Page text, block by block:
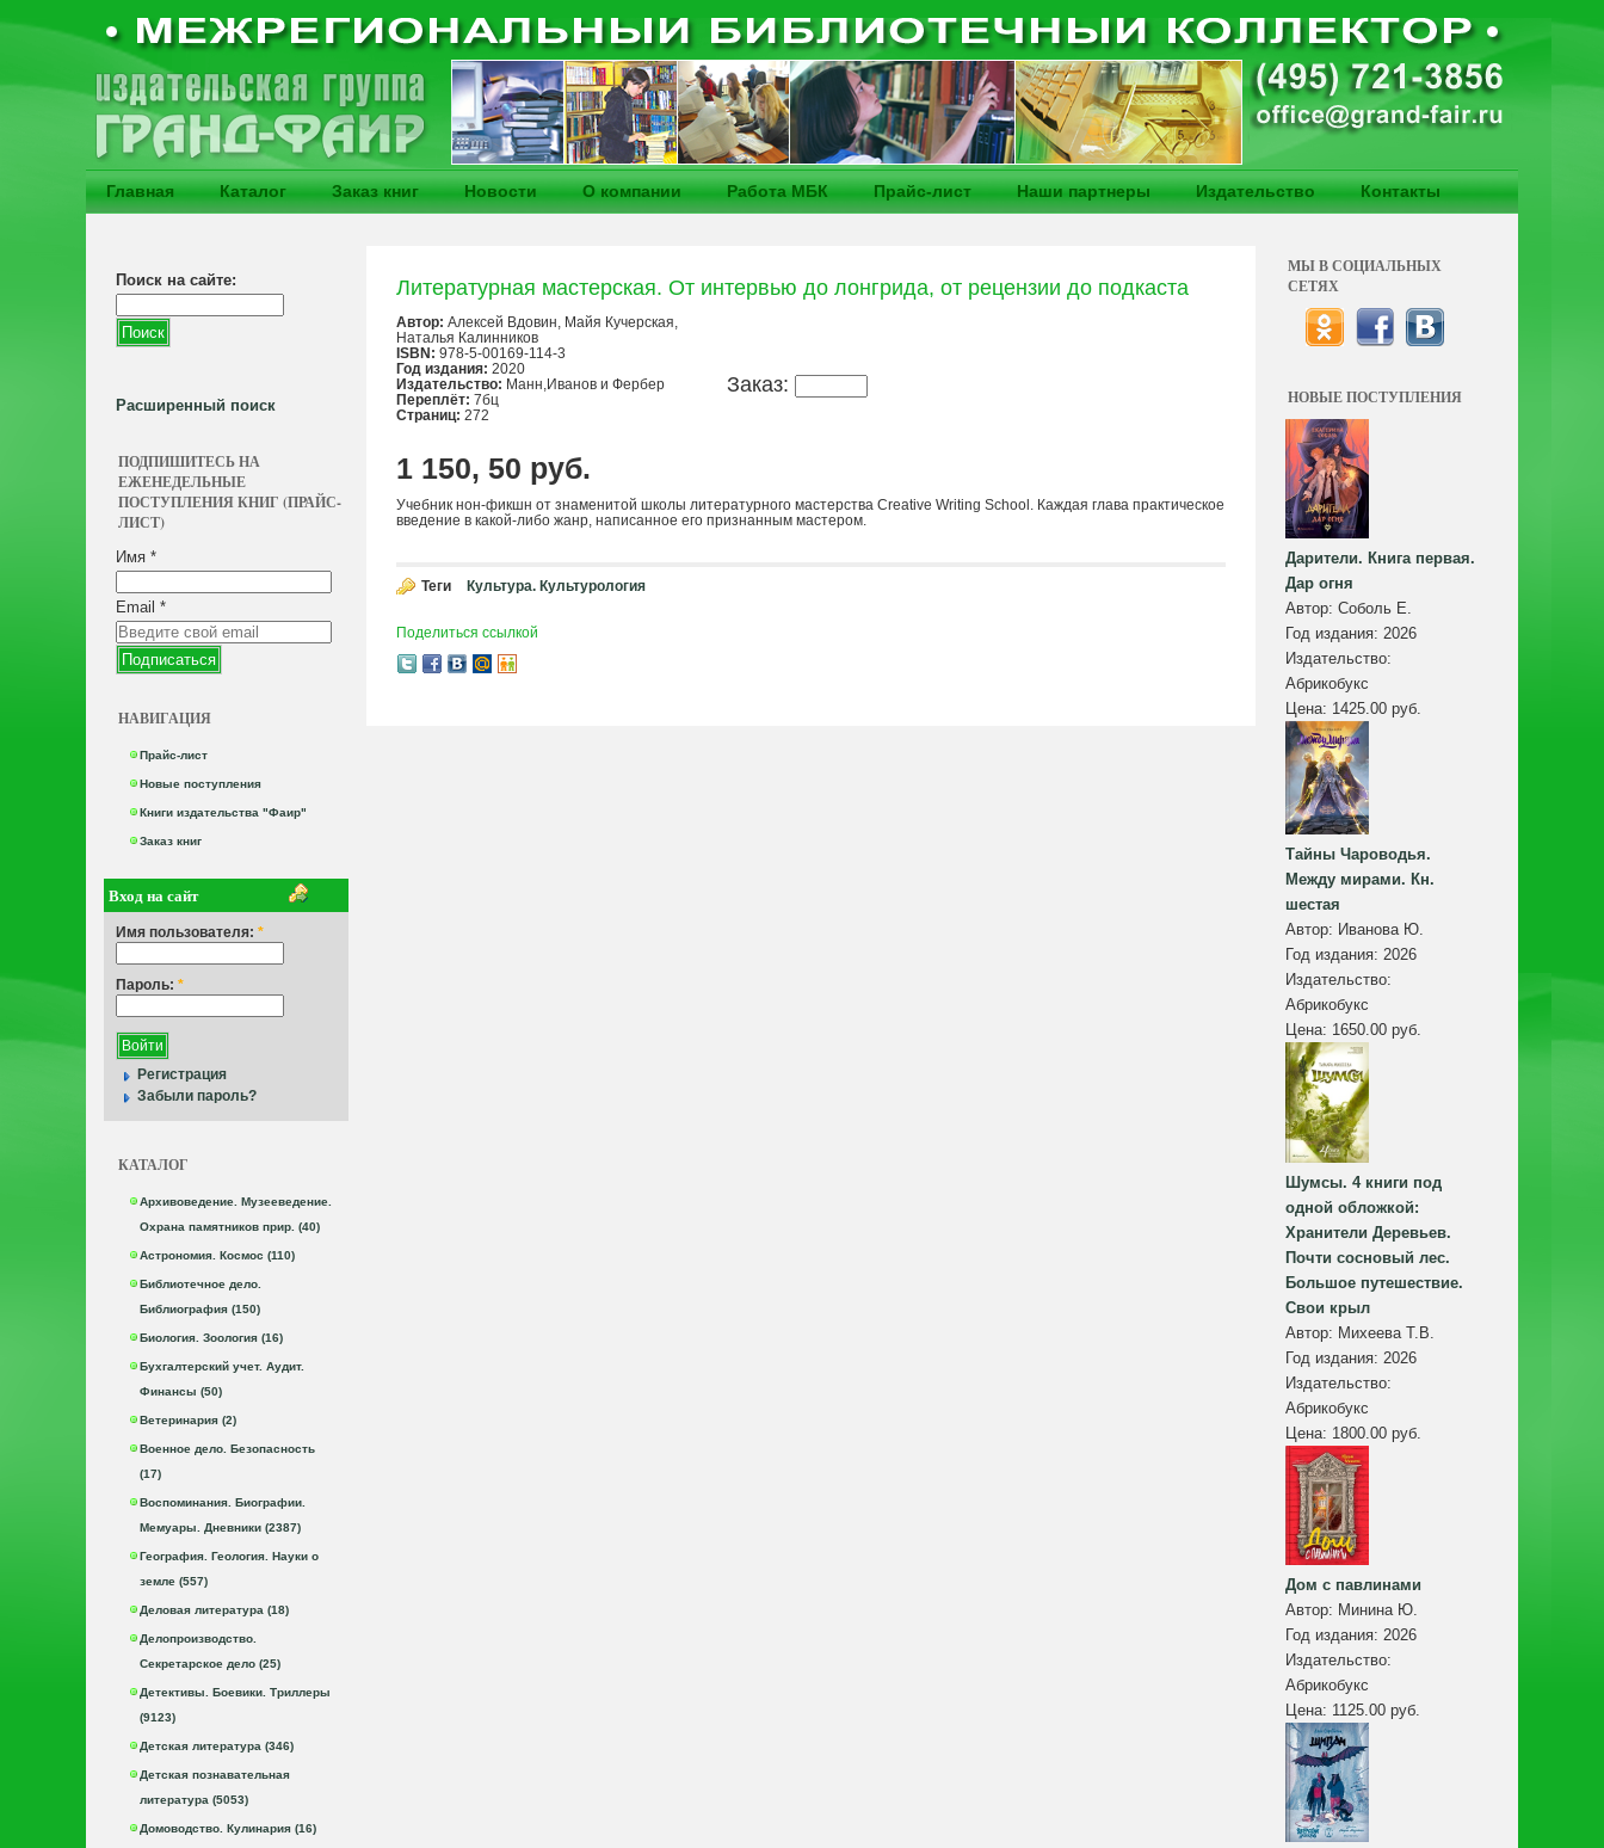
Главная Каталог Заказ книг Новости О компании Работа МБК Прайс-лист Наши партнеры Издательство Контакты
Поиск на сайте:
Расширенный поиск
ПОДПИШИТЕСЬ НА
ЕЖЕНЕДЕЛЬНЫЕ
ПОСТУПЛЕНИЯ КНИГ (ПРАЙС-
ЛИСТ)
Имя *
Email *
НАВИГАЦИЯ
Прайс-лист
Новые поступления
Книги издательства "Фаир"
Заказ книг
Вход на сайт
Имя пользователя: *
Пароль: *
Регистрация
Забыли пароль?
КАТАЛОГ
Архивоведение. Музееведение.
Охрана памятников прир. (40)
Астрономия. Космос (110)
Библиотечное дело.
Библиография (150)
Биология. Зоология (16)
Бухгалтерский учет. Аудит.
Финансы (50)
Ветеринария (2)
Военное дело. Безопасность
(17)
Воспоминания. Биографии.
Мемуары. Дневники (2387)
География. Геология. Науки о
земле (557)
Деловая литература (18)
Делопроизводство.
Секретарское дело (25)
Детективы. Боевики. Триллеры
(9123)
Детская литература (346)
Детская познавательная
литература (5053)
Домоводство. Кулинария (16)
Литературная мастерская. От интервью до лонгрида, от рецензии до подкаста
Заказ:
Автор: Алексей Вдовин, Майя Кучерская,
Наталья Калинников
ISBN: 978-5-00169-114-3
Год издания: 2020
Издательство: Манн,Иванов и Фербер
Переплёт: 7бц
Страниц: 272
1 150, 50 руб.
Учебник нон-фикшн от знаменитой школы литературного мастерства Creative Writing School. Каждая глава практическое
введение в какой-либо жанр, написанное его признанным мастером.
Теги Культура. Культурология
Поделиться ссылкой
МЫ В СОЦИАЛЬНЫХ
СЕТЯХ
НОВЫЕ ПОСТУПЛЕНИЯ
Дарители. Книга первая.
Дар огня
Автор: Соболь Е.
Год издания: 2026
Издательство:
Абрикобукс
Цена: 1425.00 руб.
Тайны Чароводья.
Между мирами. Кн.
шестая
Автор: Иванова Ю.
Год издания: 2026
Издательство:
Абрикобукс
Цена: 1650.00 руб.
Шумсы. 4 книги под
одной обложкой:
Хранители Деревьев.
Почти сосновый лес.
Большое путешествие.
Свои крыл
Автор: Михеева Т.В.
Год издания: 2026
Издательство:
Абрикобукс
Цена: 1800.00 руб.
Дом с павлинами
Автор: Минина Ю.
Год издания: 2026
Издательство:
Абрикобукс
Цена: 1125.00 руб.